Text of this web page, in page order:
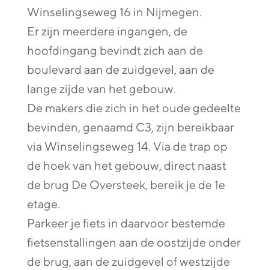
Winselingseweg 16 in Nijmegen.
Er zijn meerdere ingangen, de
hoofdingang bevindt zich aan de
boulevard aan de zuidgevel, aan de
lange zijde van het gebouw.
De makers die zich in het oude gedeelte
bevinden, genaamd C3, zijn bereikbaar
via Winselingseweg 14. Via de trap op
de hoek van het gebouw, direct naast
de brug De Oversteek, bereik je de 1e
etage.
Parkeer je fiets in daarvoor bestemde
fietsenstallingen aan de oostzijde onder
de brug, aan de zuidgevel of westzijde